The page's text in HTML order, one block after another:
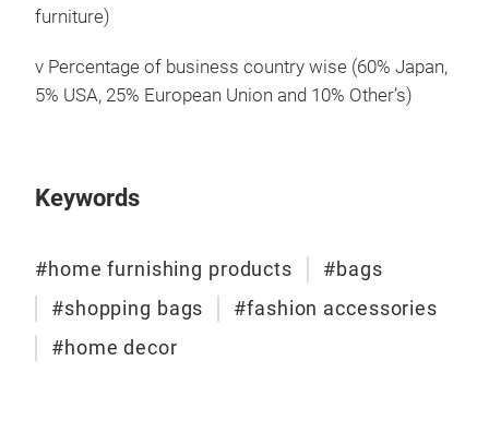
furniture)
v Percentage of business country wise (60% Japan,
5% USA, 25% European Union and 10% Other’s)
Keywords
#home furnishing products
#bags
#shopping bags
#fashion accessories
#home decor